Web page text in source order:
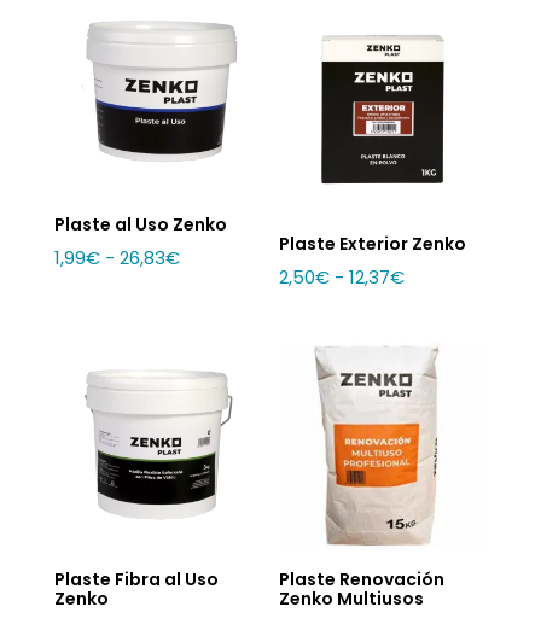
era:
38,11€.
34,30€.
desde
22,36€
hasta
Plaste al Uso Zenko
1,99€ - 26,83€Rango
1,99€
hasta
26,83€
Plaste Exterior Zenko
2,50€ - 12,37€Rango
desde
2,50€
hasta
12,37€
Plaste Fibra al Uso
Zenko
Plaste Renovación
Zenko Multiusos